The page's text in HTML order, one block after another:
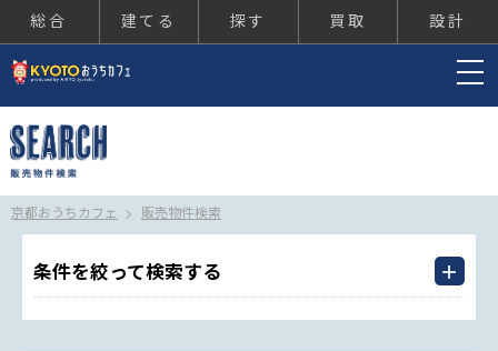
総合 建てる 探す 買取 設計
京都おうちカフェ 販売物件検索
条件を絞って検索する